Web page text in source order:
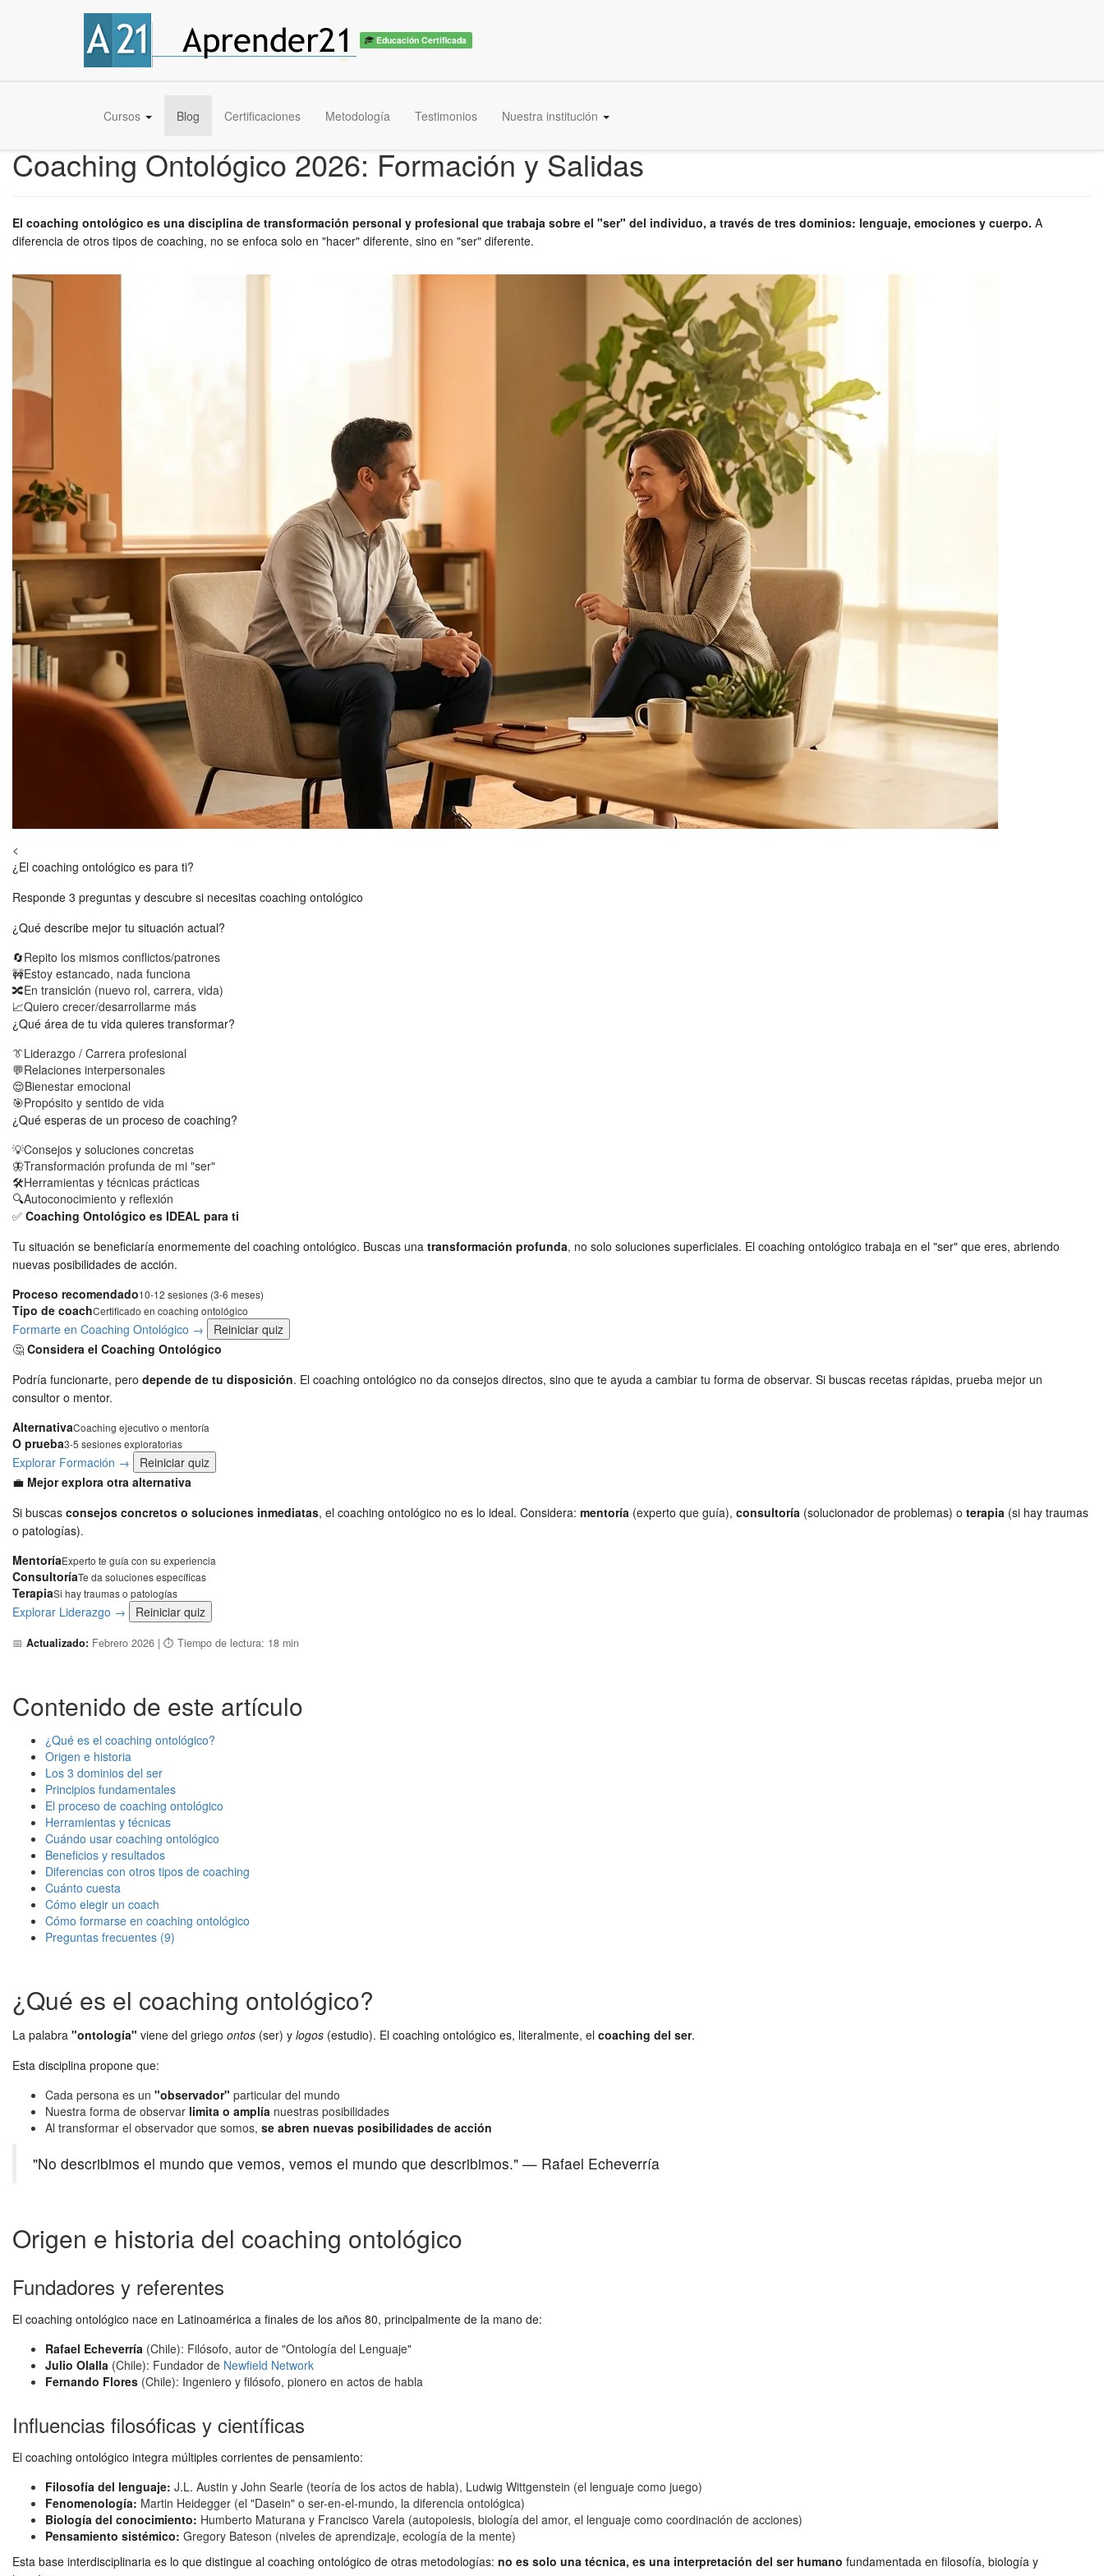
Educación Certificada
Cursos Blog Certificaciones Metodología Testimonios Nuestra institución
Coaching Ontológico 2026: Formación y Salidas
El coaching ontológico es una disciplina de transformación personal y profesional que trabaja sobre el "ser" del individuo, a través de tres dominios: lenguaje, emociones y cuerpo. A
diferencia de otros tipos de coaching, no se enfoca solo en "hacer" diferente, sino en "ser" diferente.
<
¿El coaching ontológico es para ti?
Responde 3 preguntas y descubre si necesitas coaching ontológico
¿Qué describe mejor tu situación actual?
🔄Repito los mismos conflictos/patrones
🚧Estoy estancado, nada funciona
🔀En transición (nuevo rol, carrera, vida)
📈Quiero crecer/desarrollarme más
¿Qué área de tu vida quieres transformar?
👔Liderazgo / Carrera profesional
💬Relaciones interpersonales
😌Bienestar emocional
🎯Propósito y sentido de vida
¿Qué esperas de un proceso de coaching?
💡Consejos y soluciones concretas
🦋Transformación profunda de mi "ser"
🛠️Herramientas y técnicas prácticas
🔍Autoconocimiento y reflexión
✅ Coaching Ontológico es IDEAL para ti
Tu situación se beneficiaría enormemente del coaching ontológico. Buscas una transformación profunda, no solo soluciones superficiales. El coaching ontológico trabaja en el "ser" que eres, abriendo
nuevas posibilidades de acción.
Proceso recomendado10-12 sesiones (3-6 meses)
Tipo de coachCertificado en coaching ontológico
Formarte en Coaching Ontológico →
Reiniciar quiz
🤔 Considera el Coaching Ontológico
Podría funcionarte, pero depende de tu disposición. El coaching ontológico no da consejos directos, sino que te ayuda a cambiar tu forma de observar. Si buscas recetas rápidas, prueba mejor un
consultor o mentor.
AlternativaCoaching ejecutivo o mentoría
O prueba3-5 sesiones exploratorias
Explorar Formación →
Reiniciar quiz
💼 Mejor explora otra alternativa
Si buscas consejos concretos o soluciones inmediatas, el coaching ontológico no es lo ideal. Considera: mentoría (experto que guía), consultoría (solucionador de problemas) o terapia (si hay traumas
o patologías).
MentoríaExperto te guía con su experiencia
ConsultoríaTe da soluciones específicas
TerapiaSi hay traumas o patologías
Explorar Liderazgo → Reiniciar quiz
📅 Actualizado: Febrero 2026 | ⏱️ Tiempo de lectura: 18 min
Contenido de este artículo
¿Qué es el coaching ontológico?
Origen e historia
Los 3 dominios del ser
Principios fundamentales
El proceso de coaching ontológico
Herramientas y técnicas
Cuándo usar coaching ontológico
Beneficios y resultados
Diferencias con otros tipos de coaching
Cuánto cuesta
Cómo elegir un coach
Cómo formarse en coaching ontológico
Preguntas frecuentes (9)
¿Qué es el coaching ontológico?
La palabra "ontología" viene del griego ontos (ser) y logos (estudio). El coaching ontológico es, literalmente, el coaching del ser.
Esta disciplina propone que:
Cada persona es un "observador" particular del mundo
Nuestra forma de observar limita o amplía nuestras posibilidades
Al transformar el observador que somos, se abren nuevas posibilidades de acción
"No describimos el mundo que vemos, vemos el mundo que describimos." — Rafael Echeverría
Origen e historia del coaching ontológico
Fundadores y referentes
El coaching ontológico nace en Latinoamérica a finales de los años 80, principalmente de la mano de:
Rafael Echeverría (Chile): Filósofo, autor de "Ontología del Lenguaje"
Julio Olalla (Chile): Fundador de Newfield Network
Fernando Flores (Chile): Ingeniero y filósofo, pionero en actos de habla
Influencias filosóficas y científicas
El coaching ontológico integra múltiples corrientes de pensamiento:
Filosofía del lenguaje: J.L. Austin y John Searle (teoría de los actos de habla), Ludwig Wittgenstein (el lenguaje como juego)
Fenomenología: Martin Heidegger (el "Dasein" o ser-en-el-mundo, la diferencia ontológica)
Biología del conocimiento: Humberto Maturana y Francisco Varela (autopoiesis, biología del amor, el lenguaje como coordinación de acciones)
Pensamiento sistémico: Gregory Bateson (niveles de aprendizaje, ecología de la mente)
Esta base interdisciplinaria es lo que distingue al coaching ontológico de otras metodologías: no es solo una técnica, es una interpretación del ser humano fundamentada en filosofía, biología y